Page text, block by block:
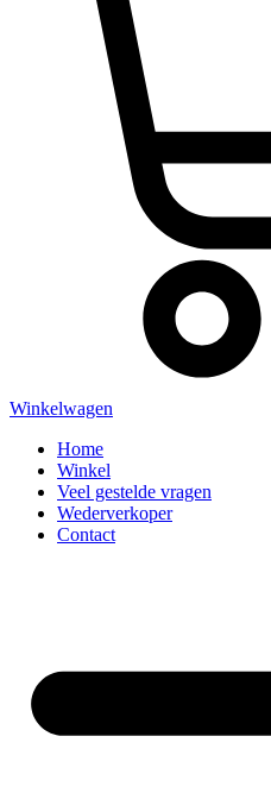
Winkelwagen
Home
Winkel
Veel gestelde vragen
Wederverkoper
Contact